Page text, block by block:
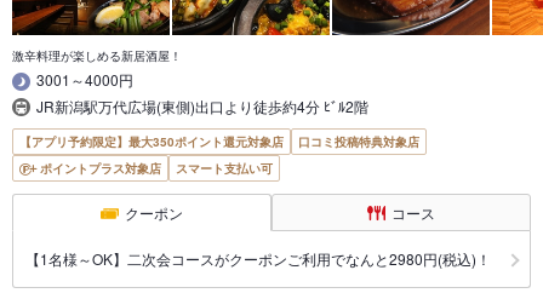
激辛料理が楽しめる新居酒屋！
3001～4000円
JR新潟駅万代広場(東側)出口より徒歩約4分 ﾋﾞﾙ2階
【アプリ予約限定】最大350ポイント還元対象店
口コミ投稿特典対象店
ポイントプラス対象店
スマート支払い可
クーポン コース
【1名様～OK】二次会コースがクーポンご利用でなんと2980円(税込)！